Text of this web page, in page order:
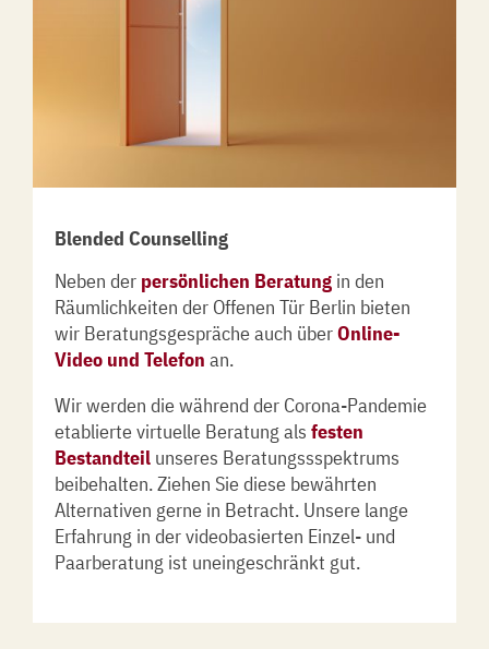
Blended Counselling
Neben der persönlichen Beratung in den
Räumlichkeiten der Offenen Tür Berlin bieten
wir Beratungsgespräche auch überOnline-
Video und Telefon an.
Wir werden die während der Corona-Pandemie
etablierte virtuelle Beratung als festen
Bestandteil unseres Beratungssspektrums
beibehalten. Ziehen Sie diese bewährten
Alternativen gerne in Betracht. Unsere lange
Erfahrung in der videobasierten Einzel- und
Paarberatung ist uneingeschränkt gut.